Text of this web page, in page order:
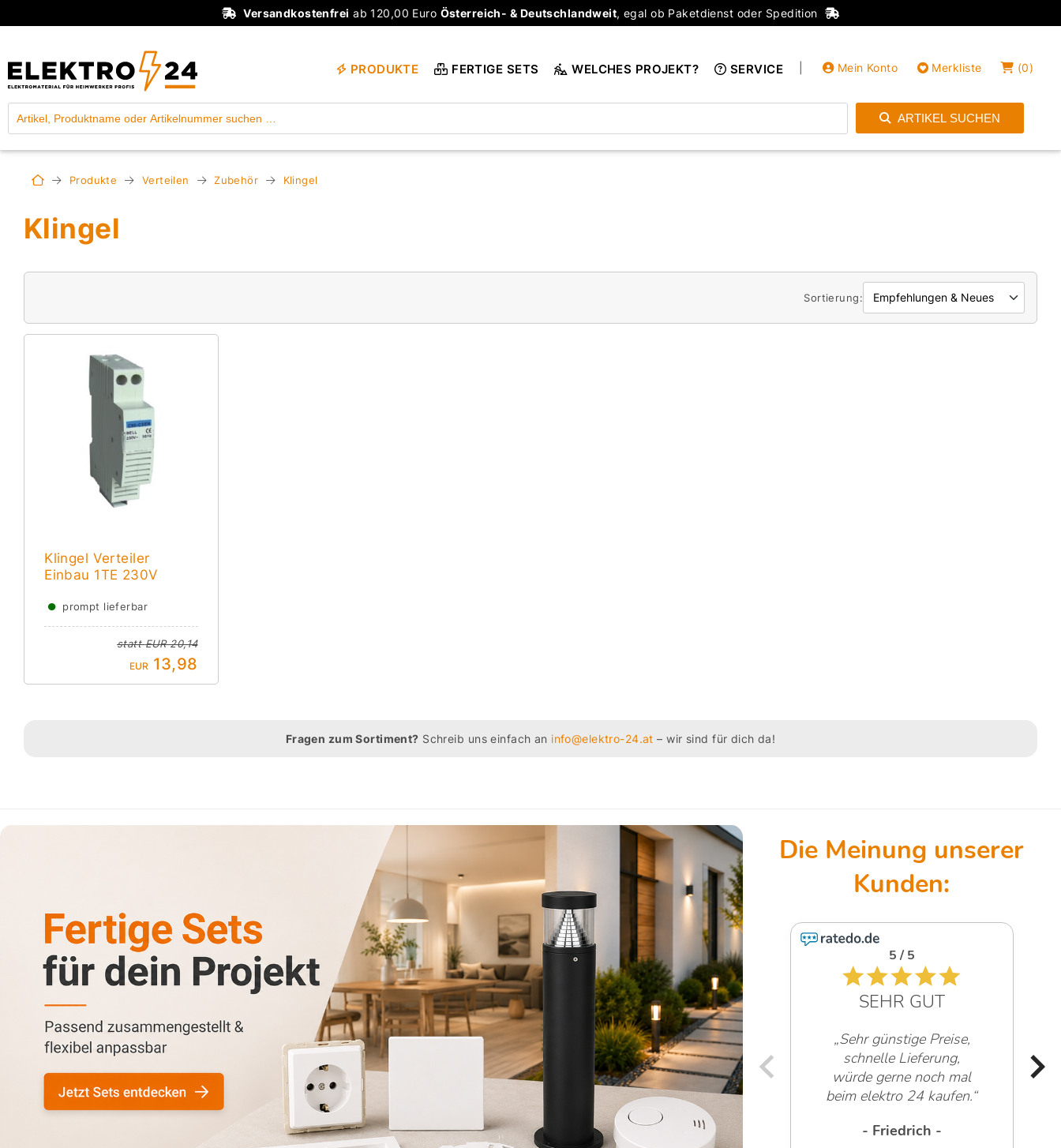
Versandkostenfrei ab 120,00 Euro Österreich- & Deutschlandweit, egal ob Paketdienst oder Spedition
Mein Konto
Einloggen
Merkliste (0)
PRODUKTE FERTIGE SETS WELCHES PROJEKT? SERVICE
ARTIKEL SUCHEN
Produkte Verteilen Zubehör Klingel
Klingel
Sortierung:
Klingel Verteiler
Einbau 1TE 230V
● prompt lieferbar
stattEUR 20,14
EUR 13,98
Fragen zum Sortiment? Schreib uns einfach an info@elektro-24.at – wir sind für dich da!
5 / 5
SEHR GUT
„Sehr günstige Preise,
schnelle Lieferung,
würde gerne noch mal
beim elektro 24 kaufen.“
- Friedrich -